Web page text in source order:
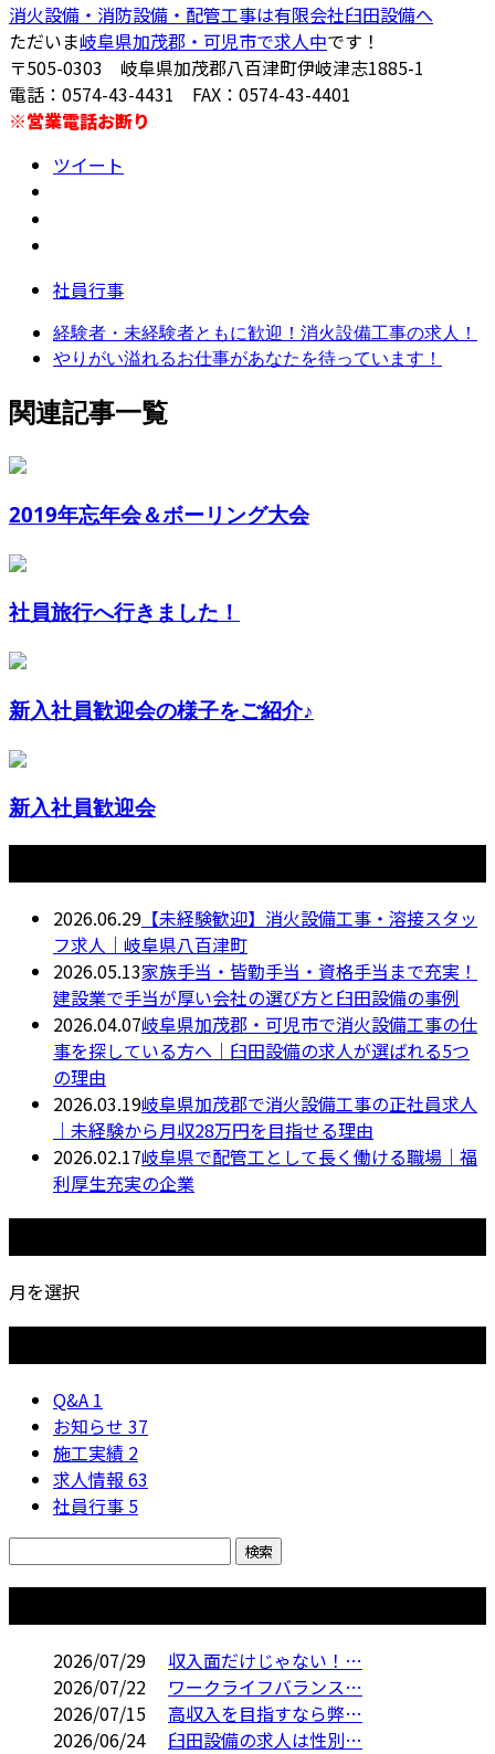
消火設備・消防設備・配管工事は有限会社臼田設備へ
ただいま岐阜県加茂郡・可児市で求人中です！
〒505-0303 岐阜県加茂郡八百津町伊岐津志1885-1
電話：0574-43-4431 FAX：0574-43-4401
※営業電話お断り
ツイート
社員行事
経験者・未経験者ともに歓迎！消火設備工事の求人！
やりがい溢れるお仕事があなたを待っています！
関連記事一覧
2019年忘年会＆ボーリング大会
社員旅行へ行きました！
新入社員歓迎会の様子をご紹介♪
新入社員歓迎会
2026.06.29 【未経験歓迎】消火設備工事・溶接スタッ
フ求人｜岐阜県八百津町
2026.05.13家族手当・皆勤手当・資格手当まで充実！
建設業で手当が厚い会社の選び方と臼田設備の事例
2026.04.07岐阜県加茂郡・可児市で消火設備工事の仕
事を探している方へ｜臼田設備の求人が選ばれる5つ
の理由
2026.03.19岐阜県加茂郡で消火設備工事の正社員求人
｜未経験から月収28万円を目指せる理由
2026.02.17岐阜県で配管工として長く働ける職場｜福
利厚生充実の企業
月を選択
Q&A 1
お知らせ 37
施工実績 2
求人情報 63
社員行事 5
2026/07/29
収入面だけじゃない！…
2026/07/22
ワークライフバランス…
2026/07/15
高収入を目指すなら弊…
2026/06/24
臼田設備の求人は性別…